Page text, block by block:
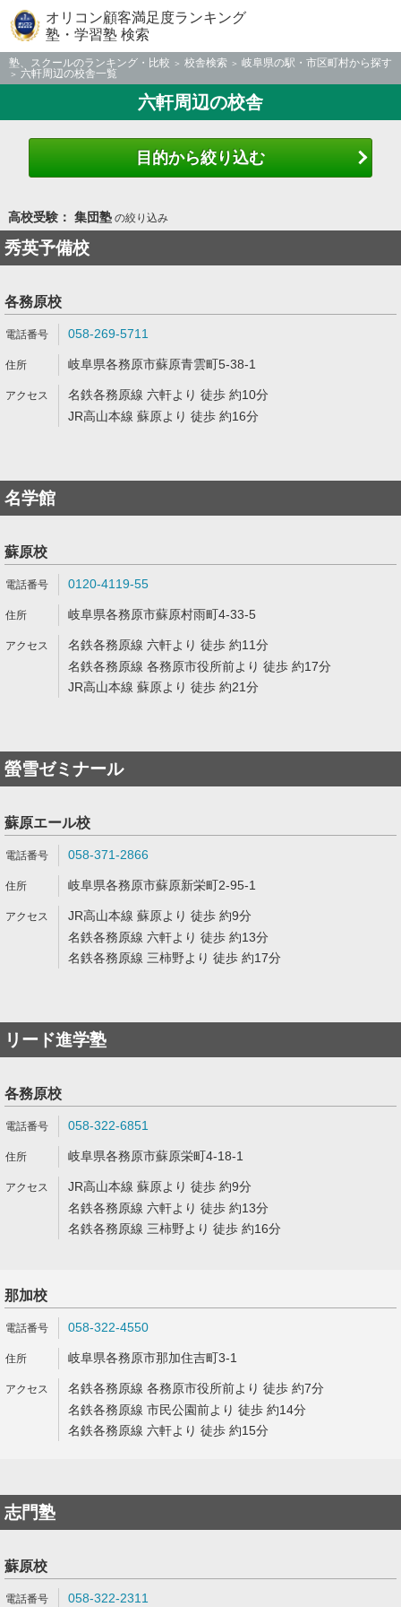
オリコン顧客満足度ランキング
塾・学習塾 検索
塾、スクールのランキング・比較 校舎検索
岐阜県の駅・市区町村から探す
六軒周辺の校舎一覧
六軒周辺の校舎
目的から絞り込む
高校受験： 集団塾の絞り込み
秀英予備校
各務原校
058-269-5711
岐阜県各務原市蘇原青雲町5-38-1
名鉄各務原線 六軒より 徒歩 約10分
JR高山本線 蘇原より 徒歩 約16分
名学館
蘇原校
0120-4119-55
岐阜県各務原市蘇原村雨町4-33-5
名鉄各務原線 六軒より 徒歩 約11分
名鉄各務原線 各務原市役所前より 徒歩 約17分
JR高山本線 蘇原より 徒歩 約21分
螢雪ゼミナール
蘇原エール校
058-371-2866
岐阜県各務原市蘇原新栄町2-95-1
JR高山本線 蘇原より 徒歩 約9分
名鉄各務原線 六軒より 徒歩 約13分
名鉄各務原線 三柿野より 徒歩 約17分
リード進学塾
各務原校
058-322-6851
岐阜県各務原市蘇原栄町4-18-1
JR高山本線 蘇原より 徒歩 約9分
名鉄各務原線 六軒より 徒歩 約13分
名鉄各務原線 三柿野より 徒歩 約16分
那加校
058-322-4550
岐阜県各務原市那加住吉町3-1
名鉄各務原線 各務原市役所前より 徒歩 約7分
名鉄各務原線 市民公園前より 徒歩 約14分
名鉄各務原線 六軒より 徒歩 約15分
志門塾
蘇原校
058-322-2311